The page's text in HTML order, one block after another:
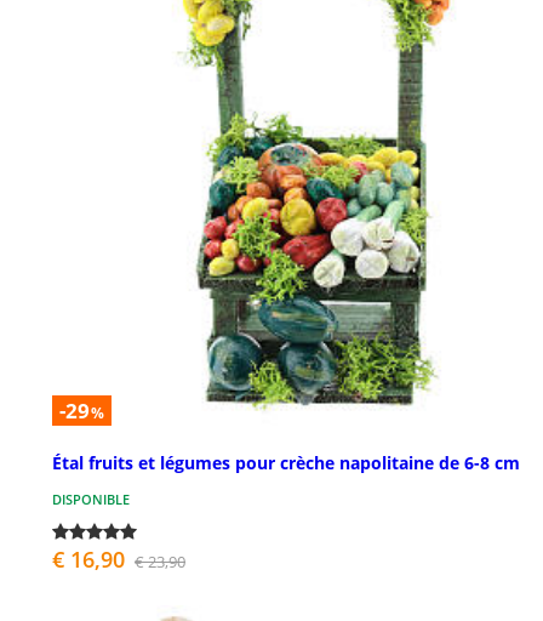
-29%
Étal fruits et légumes pour crèche napolitaine de 6-8 cm
DISPONIBLE
€ 16,90 € 23,90